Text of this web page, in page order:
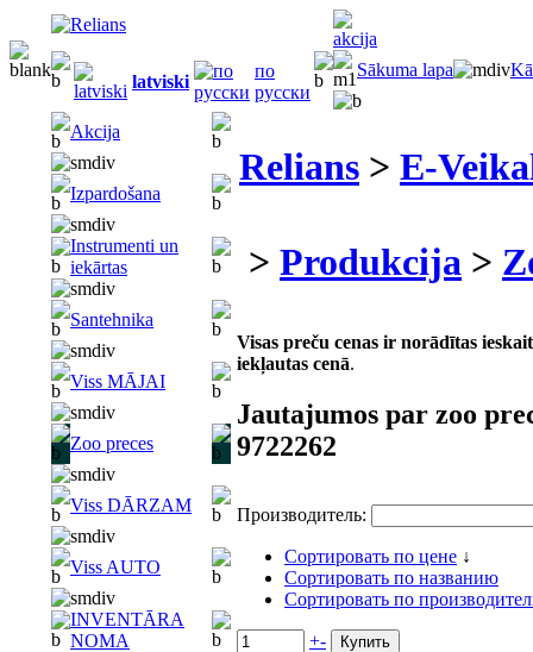
latviski
по
русски
Sākuma lapa
Akcija
Izpardošana
Instrumenti un
iekārtas
Santehnika
Viss MĀJAI
Zoo preces
Viss DĀRZAM
Viss AUTO
INVENTĀRA
NOMA
Relians > E-
> Produkcija >
Visas preču cenas ir norādītas
iekļautas cenā.
Jautajumos par zoo
9722262
Производитель:
Сортировать по цене ↓
Сортировать по названию
Сортировать по
+-